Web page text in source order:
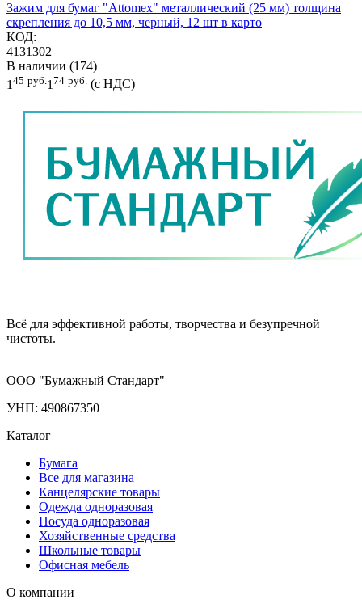
Зажим для бумаг "Attomex" металлический (25 мм) толщина
скрепления до 10,5 мм, черный, 12 шт в карто
КОД:
4131302
В наличии (174)
1 45 руб. 1 74 руб. (с НДС)
Всё для эффективной работы, творчества и безупречной
чистоты.
ООО "Бумажный Стандарт"
УНП: 490867350
Каталог
Бумага
Все для магазина
Канцелярские товары
Одежда одноразовая
Посуда одноразовая
Хозяйственные средства
Школьные товары
Офисная мебель
О компании